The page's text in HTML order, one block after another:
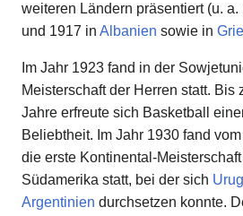
weiteren Ländern präsentiert (u. a.
und 1917 in Albanien sowie in
Im Jahr 1923 fand in der
Meisterschaft der Herren statt. Bis
Jahre erfreute sich Basketball
Beliebtheit. Im Jahr 1930 fand
die erste Kontinental-
Südamerika statt, bei der sich
Argentinien durchsetzen konnte.